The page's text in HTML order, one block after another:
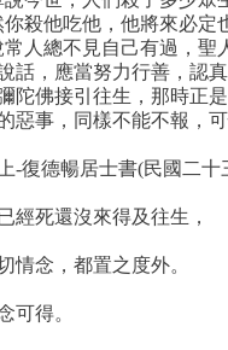
殺他吃他，他將來必
人總不見自己有過，
話，應當努力行善，認
陀佛接引往生，那時正
惡事，同樣不能不報，
德暢居士書(民國二十
死還沒來得及往生，
念，都置之度外。
得。